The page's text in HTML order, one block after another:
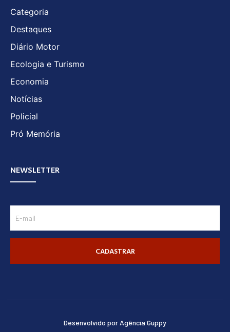
Categoria
Destaques
Diário Motor
Ecologia e Turismo
Economia
Notícias
Policial
Pró Memória
NEWSLETTER
CADASTRAR
Desenvolvido por Agência Guppy